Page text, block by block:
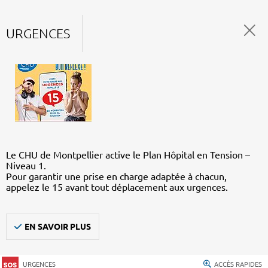
URGENCES
Le CHU de Montpellier active le Plan Hôpital en Tension –
Niveau 1.
Pour garantir une prise en charge adaptée à chacun,
appelez le 15 avant tout déplacement aux urgences.
EN SAVOIR PLUS
URGENCES ACCÈS RAPIDES